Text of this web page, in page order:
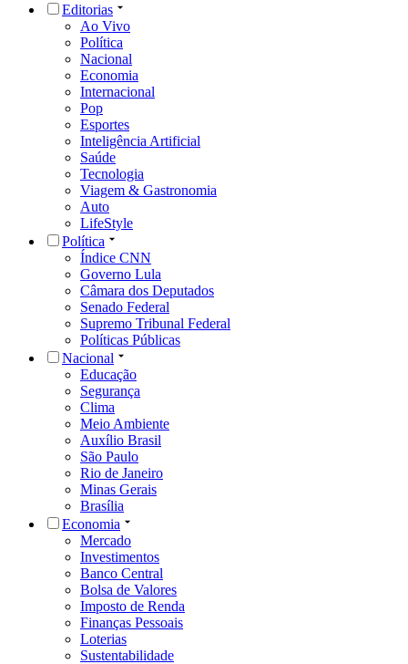
Editorias
Ao Vivo
Política
Nacional
Economia
Internacional
Pop
Esportes
Inteligência Artificial
Saúde
Tecnologia
Viagem & Gastronomia
Auto
LifeStyle
Política
Índice CNN
Governo Lula
Câmara dos Deputados
Senado Federal
Supremo Tribunal Federal
Políticas Públicas
Nacional
Educação
Segurança
Clima
Meio Ambiente
Auxílio Brasil
São Paulo
Rio de Janeiro
Minas Gerais
Brasília
Economia
Mercado
Investimentos
Banco Central
Bolsa de Valores
Imposto de Renda
Finanças Pessoais
Loterias
Sustentabilidade